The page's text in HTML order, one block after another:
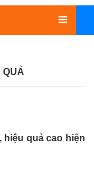
QUẢ
hiệu quả cao hiện